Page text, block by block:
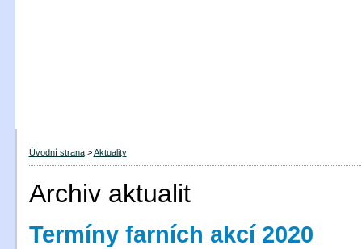
Úvodní strana>Aktuality
Archiv aktualit
Termíny farních akcí 2020